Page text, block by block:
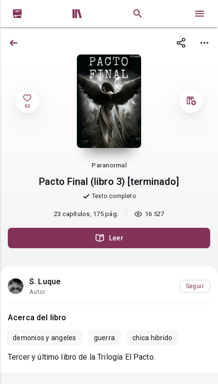
 
62
Paranormal
Pacto Final (libro 3) [terminado]
Texto completo
23 capítulos, 175 pág. 16 527
Leer
S. Luque
Autor
Seguir
Acerca del libro
demonios y angeles guerra chica hibrido
Tercer y último libro de la Trilogía El Pacto.